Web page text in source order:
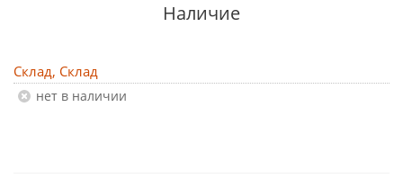
Наличие
Склад, Склад
Нет в наличии